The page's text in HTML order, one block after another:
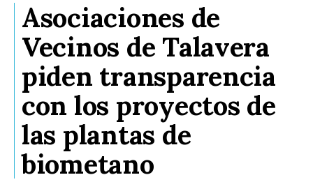
Asociaciones de
Vecinos de Talavera
piden transparencia
con los proyectos de
las plantas de
biometano